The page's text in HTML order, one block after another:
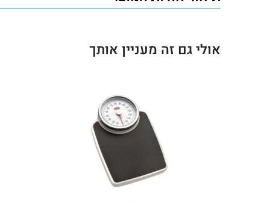
מזכוכית
אולי גם זה מעניין אותך